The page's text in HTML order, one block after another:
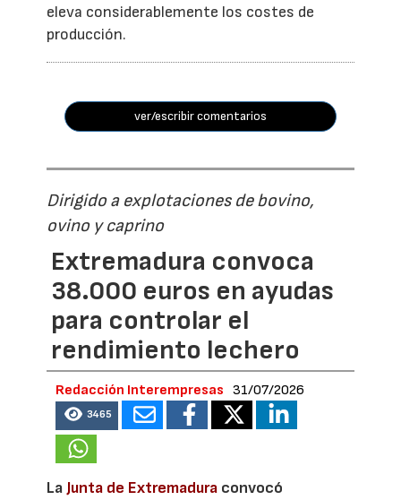
eleva considerablemente los costes de
producción.
ver/escribir comentarios
Dirigido a explotaciones de bovino,
ovino y caprino
Extremadura convoca
38.000 euros en ayudas
para controlar el
rendimiento lechero
Redacción Interempresas 31/07/2026
3465
LaJunta de Extremadura convocó